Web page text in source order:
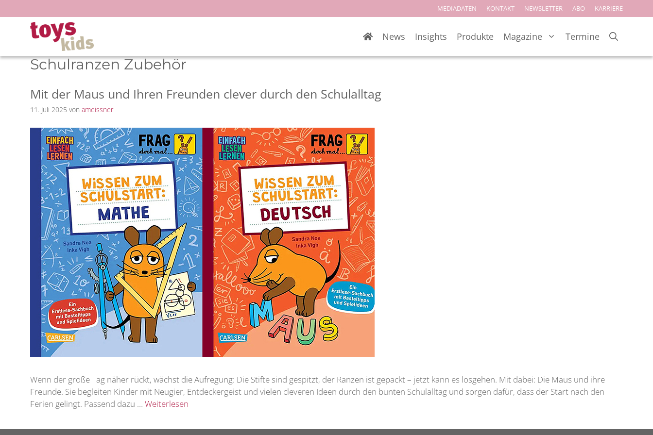
Inhalt
springen
MEDIADATEN KONTAKT NEWSLETTER ABO KARRIERE
News Insights Produkte Magazine Termine
Schulranzen Zubehör
Mit der Maus und Ihren Freunden clever durch den Schulalltag
11. Juli 2025 von ameissner
Wenn der große Tag näher rückt, wächst die Aufregung: Die Stifte sind gespitzt, der Ranzen ist gepackt – jetzt kann es losgehen. Mit dabei: Die Maus und ihre
Freunde. Sie begleiten Kinder mit Neugier, Entdeckergeist und vielen cleveren Ideen durch den bunten Schulalltag und sorgen dafür, dass der Start nach den
Ferien gelingt. Passend dazu … Weiterlesen